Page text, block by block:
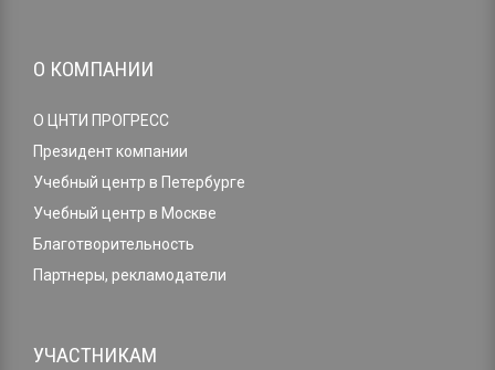
О КОМПАНИИ
О ЦНТИ ПРОГРЕСС
Президент компании
Учебный центр в Петербурге
Учебный центр в Москве
Благотворительность
Партнеры, рекламодатели
УЧАСТНИКАМ